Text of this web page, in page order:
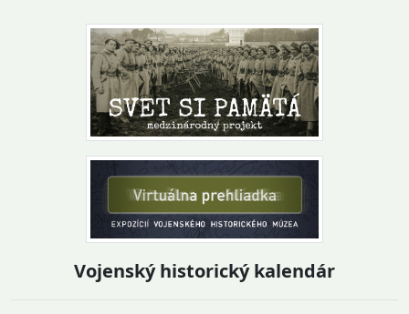
Vojenský historický kalendár